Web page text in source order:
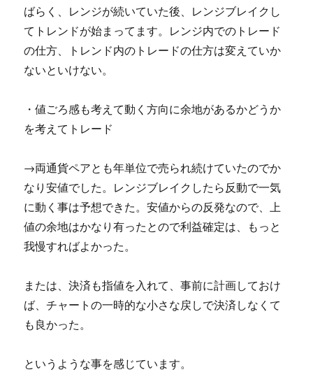
ばらく、レンジが続いていた後、レンジブレイクし
てトレンドが始まってます。レンジ内でのトレード
の仕方、トレンド内のトレードの仕方は変えていか
ないといけない。
・値ごろ感も考えて動く方向に余地があるかどうか
を考えてトレード
→両通貨ペアとも年単位で売られ続けていたのでか
なり安値でした。レンジブレイクしたら反動で一気
に動く事は予想できた。安値からの反発なので、上
値の余地はかなり有ったとので利益確定は、もっと
我慢すればよかった。
または、決済も指値を入れて、事前に計画しておけ
ば、チャートの一時的な小さな戻しで決済しなくて
も良かった。
というような事を感じています。